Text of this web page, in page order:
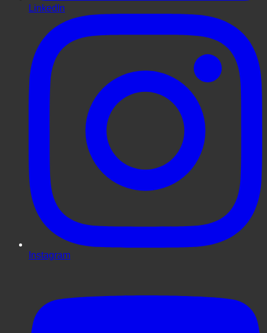
LinkedIn
Instagram